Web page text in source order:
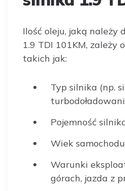
Ilość oleju, jaką należy
1.9 TDI 101KM, zależy
takich jak:
Typ silnika (np.
Pojemność
Wiek samochodu
Warunki
górach, jazda z